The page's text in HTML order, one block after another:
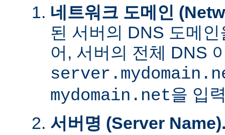
네트워크 도메인
된 서버의 DNS 도메
어, 서버의 전체 DNS
mydomain.net을 입
서버명 (Server